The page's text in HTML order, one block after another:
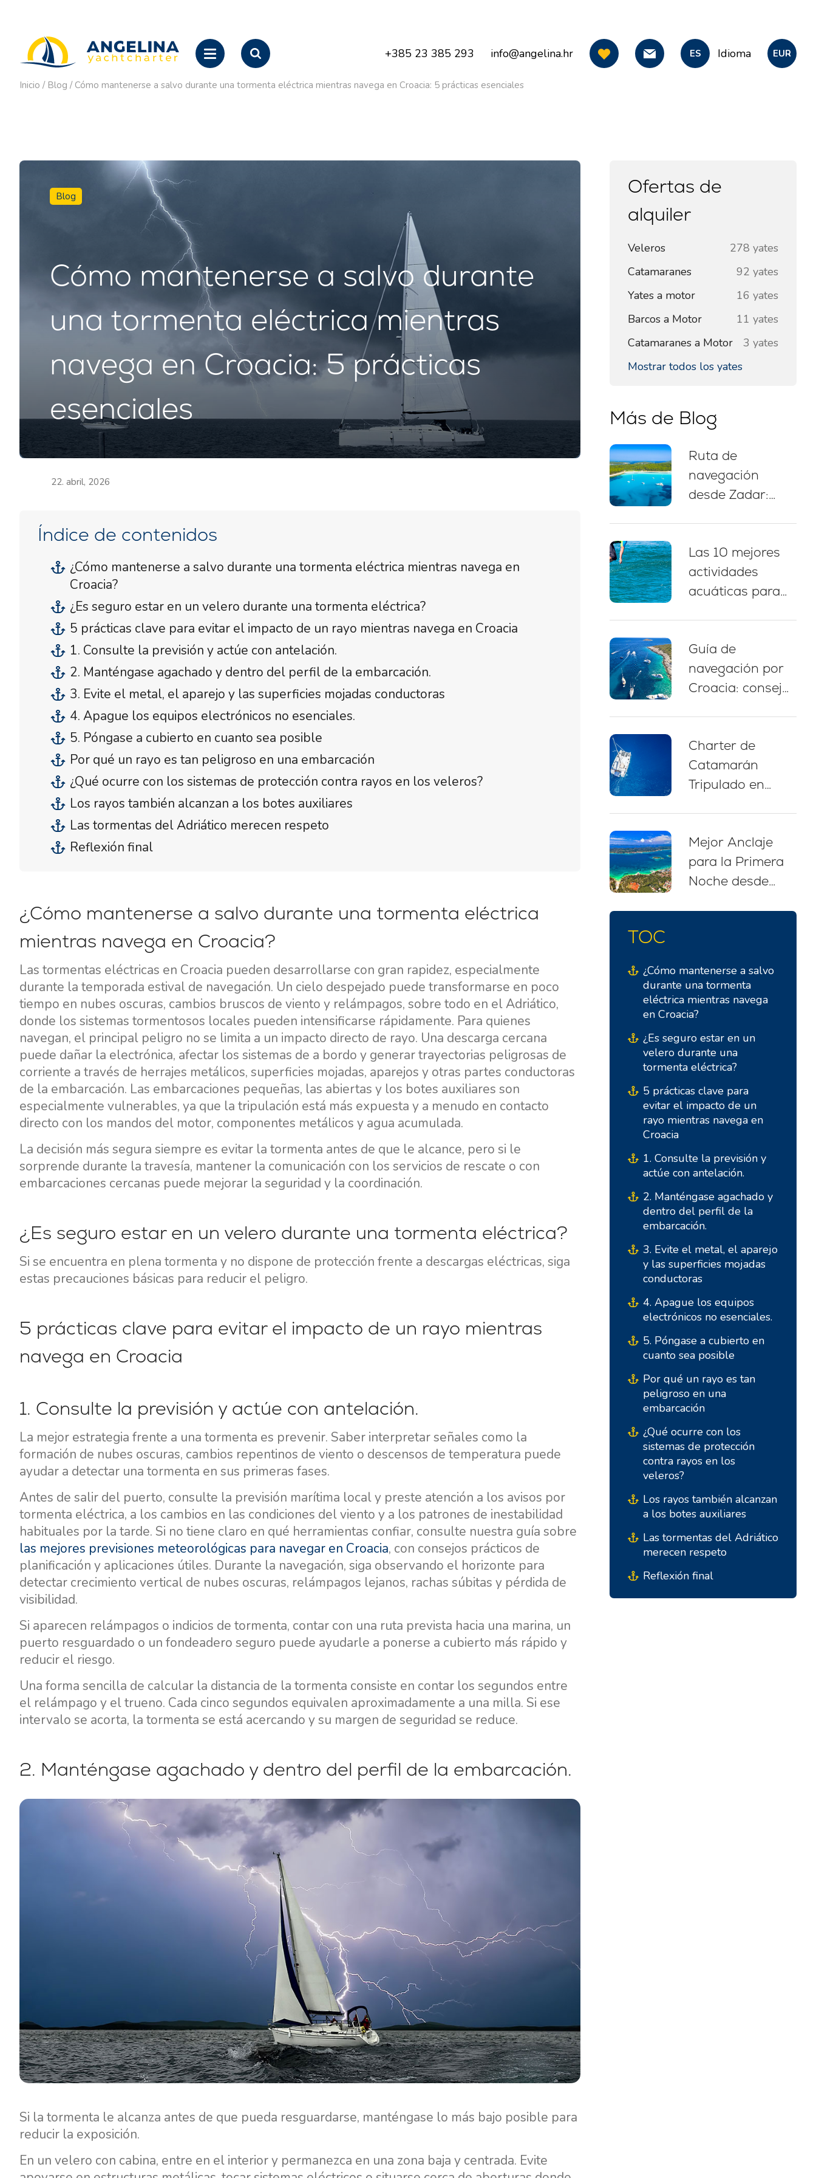
+385 23 385 293 info@angelina.hr ES Idioma EUR
Inicio / Blog / Cómo mantenerse a salvo durante una tormenta eléctrica mientras navega en Croacia: 5 prácticas esenciales
Blog
Cómo mantenerse a salvo durante
una tormenta eléctrica mientras
navega en Croacia: 5 prácticas
esenciales
22. abril, 2026
Índice de contenidos
¿Cómo mantenerse a salvo durante una tormenta eléctrica mientras navega en
Croacia?
¿Es seguro estar en un velero durante una tormenta eléctrica?
5 prácticas clave para evitar el impacto de un rayo mientras navega en Croacia
1. Consulte la previsión y actúe con antelación.
2. Manténgase agachado y dentro del perfil de la embarcación.
3. Evite el metal, el aparejo y las superficies mojadas conductoras
4. Apague los equipos electrónicos no esenciales.
5. Póngase a cubierto en cuanto sea posible
Por qué un rayo es tan peligroso en una embarcación
¿Qué ocurre con los sistemas de protección contra rayos en los veleros?
Los rayos también alcanzan a los botes auxiliares
Las tormentas del Adriático merecen respeto
Reflexión final
¿Cómo mantenerse a salvo durante una tormenta eléctrica
mientras navega en Croacia?
Las tormentas eléctricas en Croacia pueden desarrollarse con gran rapidez, especialmente
durante la temporada estival de navegación. Un cielo despejado puede transformarse en poco
tiempo en nubes oscuras, cambios bruscos de viento y relámpagos, sobre todo en el Adriático,
donde los sistemas tormentosos locales pueden intensificarse rápidamente. Para quienes
navegan, el principal peligro no se limita a un impacto directo de rayo. Una descarga cercana
puede dañar la electrónica, afectar los sistemas de a bordo y generar trayectorias peligrosas de
corriente a través de herrajes metálicos, superficies mojadas, aparejos y otras partes conductoras
de la embarcación. Las embarcaciones pequeñas, las abiertas y los botes auxiliares son
especialmente vulnerables, ya que la tripulación está más expuesta y a menudo en contacto
directo con los mandos del motor, componentes metálicos y agua acumulada.
La decisión más segura siempre es evitar la tormenta antes de que le alcance, pero si le
sorprende durante la travesía, mantener la comunicación con los servicios de rescate o con
embarcaciones cercanas puede mejorar la seguridad y la coordinación.
¿Es seguro estar en un velero durante una tormenta eléctrica?
Si se encuentra en plena tormenta y no dispone de protección frente a descargas eléctricas, siga
estas precauciones básicas para reducir el peligro.
5 prácticas clave para evitar el impacto de un rayo mientras
navega en Croacia
1. Consulte la previsión y actúe con antelación.
La mejor estrategia frente a una tormenta es prevenir. Saber interpretar señales como la
formación de nubes oscuras, cambios repentinos de viento o descensos de temperatura puede
ayudar a detectar una tormenta en sus primeras fases.
Antes de salir del puerto, consulte la previsión marítima local y preste atención a los avisos por
tormenta eléctrica, a los cambios en las condiciones del viento y a los patrones de inestabilidad
habituales por la tarde. Si no tiene claro en qué herramientas confiar, consulte nuestra guía sobre
las mejores previsiones meteorológicas para navegar en Croacia, con consejos prácticos de
planificación y aplicaciones útiles. Durante la navegación, siga observando el horizonte para
detectar crecimiento vertical de nubes oscuras, relámpagos lejanos, rachas súbitas y pérdida de
visibilidad.
Si aparecen relámpagos o indicios de tormenta, contar con una ruta prevista hacia una marina, un
puerto resguardado o un fondeadero seguro puede ayudarle a ponerse a cubierto más rápido y
reducir el riesgo.
Una forma sencilla de calcular la distancia de la tormenta consiste en contar los segundos entre
el relámpago y el trueno. Cada cinco segundos equivalen aproximadamente a una milla. Si ese
intervalo se acorta, la tormenta se está acercando y su margen de seguridad se reduce.
2. Manténgase agachado y dentro del perfil de la embarcación.
Si la tormenta le alcanza antes de que pueda resguardarse, manténgase lo más bajo posible para
reducir la exposición.
En un velero con cabina, entre en el interior y permanezca en una zona baja y centrada. Evite
Ofertas de
alquiler
Veleros
278 yates
Catamaranes
92 yates
Yates a motor
16 yates
Barcos a Motor
11 yates
Catamaranes a Motor
3 yates
Mostrar todos los yates
Más de Blog
Ruta de
navegación
desde Zadar:
náutico, paradas
para nadar y
consejos de
Las 10 mejores
actividades
acuáticas para
yate en Croacia
Guía de
navegación por
Croacia: consejos
para
principiantes
(2026)
Charter de
Catamarán
Tripulado en
Navegación Sin
Estrés
Mejor Anclaje
para la Primera
Noche desde
TOC
¿Cómo mantenerse a salvo
durante una tormenta
eléctrica mientras navega
en Croacia?
¿Es seguro estar en un
velero durante una
tormenta eléctrica?
5 prácticas clave para
evitar el impacto de un
rayo mientras navega en
Croacia
1. Consulte la previsión y
actúe con antelación.
2. Manténgase agachado y
dentro del perfil de la
embarcación.
3. Evite el metal, el aparejo
y las superficies mojadas
conductoras
4. Apague los equipos
electrónicos no esenciales.
5. Póngase a cubierto en
cuanto sea posible
Por qué un rayo es tan
peligroso en una
embarcación
¿Qué ocurre con los
sistemas de protección
contra rayos en los
veleros?
Los rayos también alcanzan
a los botes auxiliares
Las tormentas del Adriático
merecen respeto
Reflexión final
Noticias / Blog
Sobre nosotros
Socios
Barcos a Motor
Yates a motor
Tripulación
Alquiler de Yates con
Alquiler de Yates de Lujo
con Tripulación
Navegación Remota
Alquiler de catamaranes
Bali
Zadar
Vodice
Dubrovnik
Región de Navegación de
Región de Navegación de
Kvarner
Marina Kremik, Primošten
Marina Frapa, Rogoznica
Bases Centrales
Marina Šangulin, Biograd
ACI Marina Vodice
Sukošan
Bases del Norte
Pula, ACI Marina Pomer
Pula, Marina Polesana
Marina Lošinj, Mali Lošinj